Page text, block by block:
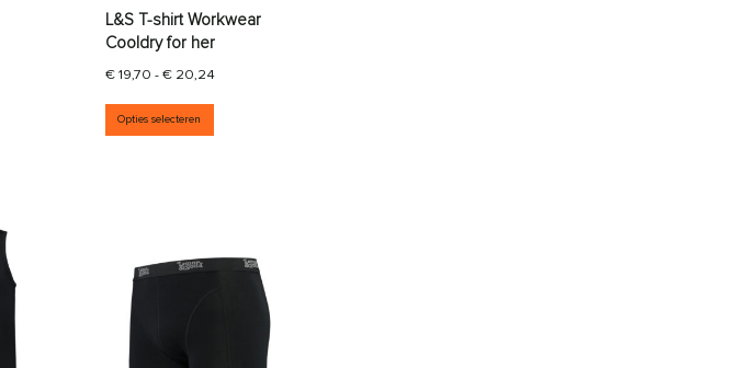
op de productpagina
Deze optie kan gekozen worden op de productpagina
€ 16,35 tot € 17,16
product heeft meerdere variaties. Deze optie kan gekozen worden op de productpagina
L&S T-shirt Workwear
Cooldry for her
€19,70 - €20,24Prijsklasse: € 19,70 tot € 20,24
Opties selecteren
Dit product heeft meerdere variaties. Deze optie kan gekozen worden